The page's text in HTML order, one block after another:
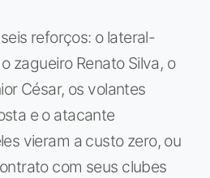
reforços: o lateral-
zagueiro Renato Silva, o
César, os volantes
e o atacante
vieram a custo zero, ou
com seus clubes